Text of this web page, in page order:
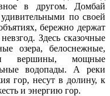
в другом. Домбай
по своей
бережно держат
Здесь сказочные
озера, белоснежные,
вершины, мощные
водопады. А реки
гор, несут в долину, к
и энергию гор.